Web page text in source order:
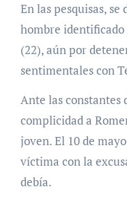
En las pesquisas,
hombre identificado
(22), aún por
sentimentales con
Ante las constantes
complicidad a
joven. El 10 de
víctima con la
debía.